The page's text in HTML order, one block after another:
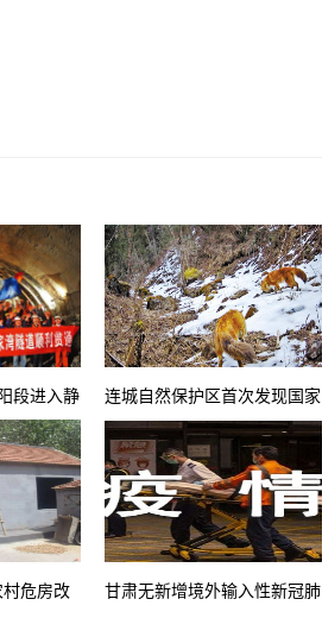
段进入静 连城自然保护区首次发现国家
二级保护动物豺
危房改 甘肃无新增境外输入性新冠肺